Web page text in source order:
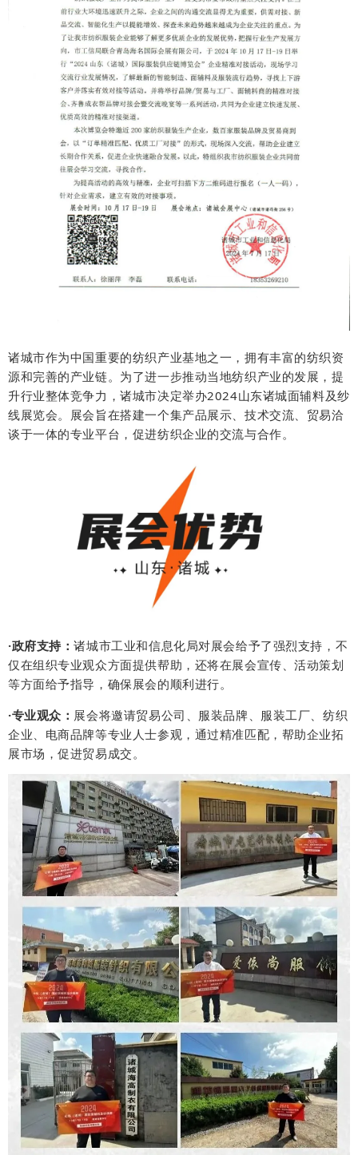
诸城市作为中国重要的纺织产业基地之一，拥有丰富的纺织资
源和完善的产业链。为了进一步推动当地纺织产业的发展，提
升行业整体竞争力，诸城市决定举办2024山东诸城面辅料及纱
线展览会。展会旨在搭建一个集产品展示、技术交流、贸易洽
谈于一体的专业平台，促进纺织企业的交流与合作。
·政府支持：诸城市工业和信息化局对展会给予了强烈支持，不
仅在组织专业观众方面提供帮助，还将在展会宣传、活动策划
等方面给予指导，确保展会的顺利进行。
·专业观众： 展会将邀请贸易公司、服装品牌、服装工厂、纺织
企业、电商品牌等专业人士参观，通过精准匹配，帮助企业拓
展市场，促进贸易成交。